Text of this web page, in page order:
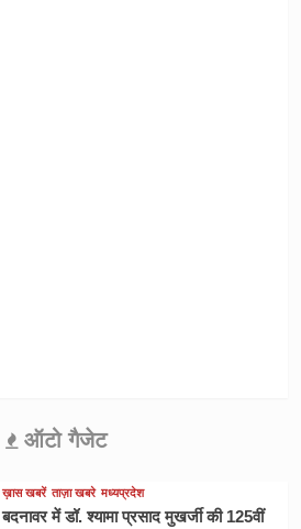
ऑटो गैजेट
ख़ास खबरें ताज़ा खबरे मध्यप्रदेश
बदनावर में डॉ. श्यामा प्रसाद मुखर्जी की 125वीं